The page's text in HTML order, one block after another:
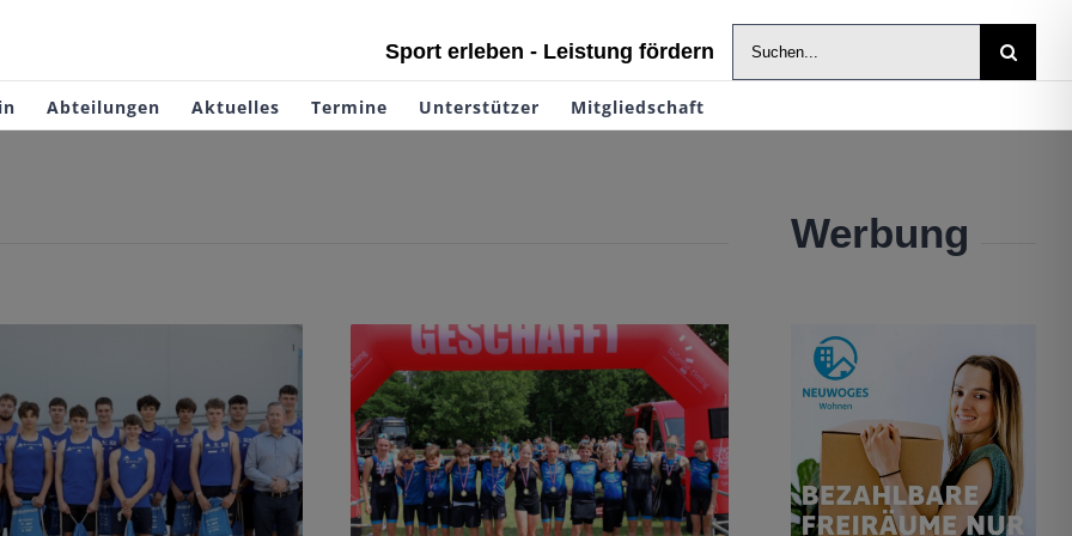
Sport erleben - Leistung fördern
Suche
nach:
Abteilungen Aktuelles Termine Unterstützer Mitgliedschaft
und Leichtathleten
starten bei Deutschen
Meisterschaften
Sportgymnasium Neubrandenburg
mit JtfO Qualifikation
Triathlon
Werbung